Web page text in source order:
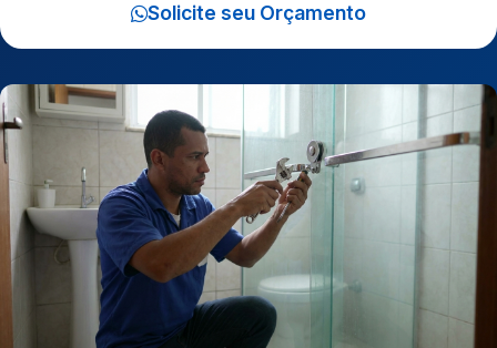
Solicite seu Orçamento